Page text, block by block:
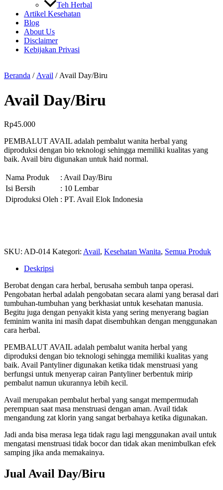
Teh Herbal
Artikel Kesehatan
Blog
About Us
Disclaimer
Kebijakan Privasi
Beranda /Avail / Avail Day/Biru
Avail Day/Biru
Rp45.000
PEMBALUT AVAIL adalah pembalut wanita herbal yang
diproduksi dengan bio teknologi sehingga memiliki kualitas yang
baik. Avail biru digunakan untuk haid normal.
Nama Produk
: Avail Day/Biru
Isi Bersih
: 10 Lembar
Diproduksi Oleh : PT. Avail Elok Indonesia
SKU: AD-014 Kategori: Avail, Kesehatan Wanita, Semua Produk
Deskripsi
Berobat dengan cara herbal, berusaha sembuh tanpa operasi.
Pengobatan herbal adalah pengobatan secara alami yang berasal dari
tumbuhan-tumbuhan yang berkhasiat untuk kesehatan manusia.
Begitu juga dengan penyakit kista yang sering menyerang bagian
feminim wanita ini masih dapat disembuhkan dengan menggunakan
cara herbal.
PEMBALUT AVAIL adalah pembalut wanita herbal yang
diproduksi dengan bio teknologi sehingga memiliki kualitas yang
baik. Avail Pantyliner digunakan ketika tidak menstruasi yang
berfungsi untuk menyerap cairan Pantyliner berbentuk mirip
pembalut namun ukurannya lebih kecil.
Avail merupakan pembalut herbal yang sangat mempermudah
perempuan saat masa menstruasi dengan aman. Avail tidak
mengandung zat klorin yang sangat berbahaya ketika digunakan.
Jadi anda bisa merasa lega tidak ragu lagi menggunakan avail untuk
mengatasi menstruasi tidak bocor dan tidak akan menimbulkan efek
samping jika anda memakainya.
Jual Avail Day/Biru